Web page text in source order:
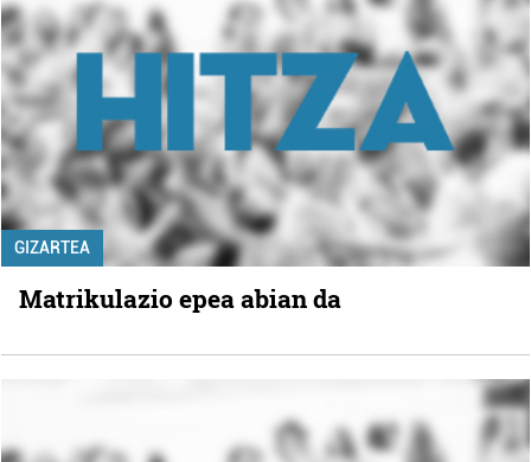
GIZARTEA
Matrikulazio epea abian da